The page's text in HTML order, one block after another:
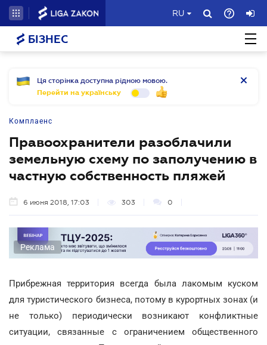
RU
БІЗНЕС
Ця сторінка доступна рідною мовою.
Перейти на українську
Комплаенс
Правоохранители разоблачили
земельную схему по заполучению в
частную собственность пляжей
6 июня 2018, 17:03 303 0
Реклама
Прибрежная территория всегда была лакомым куском
для туристического бизнеса, потому в курортных зонах (и
не только) периодически возникают конфликтные
ситуации, связанные с ограничением общественного